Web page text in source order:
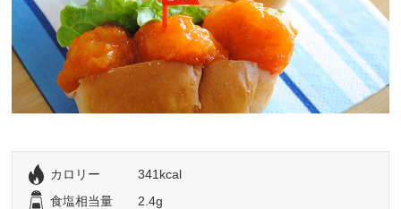
カロリー
341kcal
食塩相当量
2.4g